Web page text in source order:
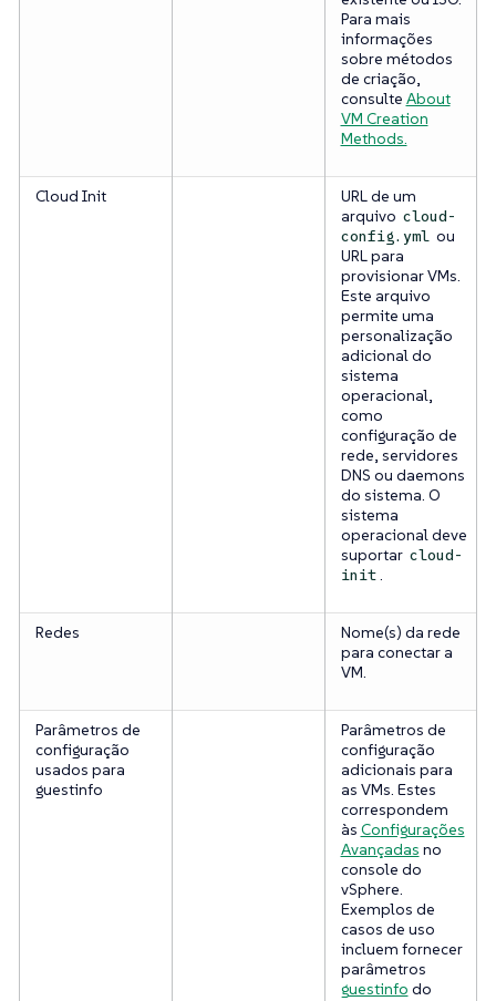
Para mais
informações
sobre métodos
de criação,
consulte About
VM Creation
Methods.
Cloud Init
URL de um
arquivo cloud-
config.yml ou
URL para
provisionar VMs.
Este arquivo
permite uma
personalização
adicional do
sistema
operacional,
como
configuração de
rede, servidores
DNS ou daemons
do sistema. O
sistema
operacional deve
suportar cloud-
init .
Redes
Nome(s) da rede
para conectar a
VM.
Parâmetros de
configuração
usados para
guestinfo
Parâmetros de
configuração
adicionais para
as VMs. Estes
correspondem
às Configurações
Avançadas no
console do
vSphere.
Exemplos de
casos de uso
incluem fornecer
parâmetros
guestinfo do